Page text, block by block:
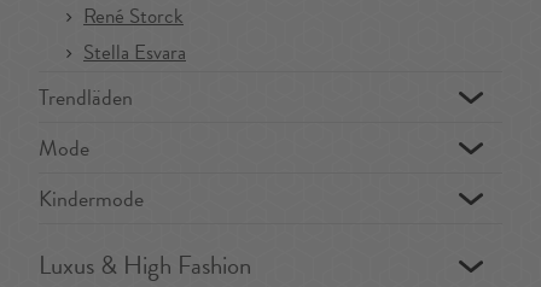
René Storck
Stella Esvara
Trendläden
Mode
Kindermode
Luxus & High Fashion